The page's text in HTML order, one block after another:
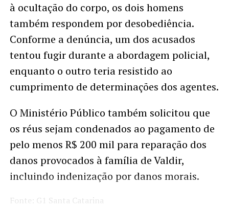
à ocultação do corpo, os dois homens
também respondem por desobediência.
Conforme a denúncia, um dos acusados
tentou fugir durante a abordagem policial,
enquanto o outro teria resistido ao
cumprimento de determinações dos agentes.
O Ministério Público também solicitou que
os réus sejam condenados ao pagamento de
pelo menos R$ 200 mil para reparação dos
danos provocados à família de Valdir,
incluindo indenização por danos morais.
Fonte: G1 Santa Catarina